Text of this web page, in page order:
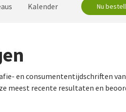
Kalender Nu
en consumententijdschriften
meest recente resultaten en